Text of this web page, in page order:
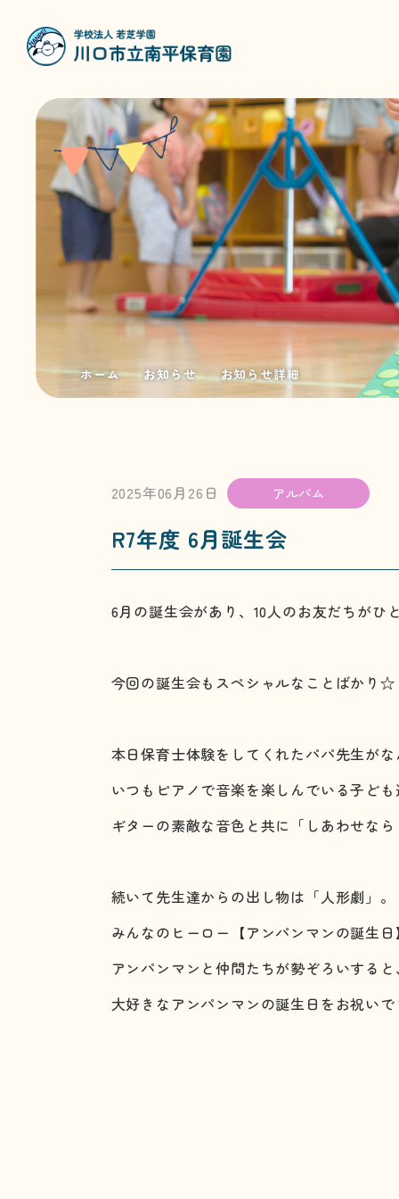
ホーム お知らせ お知らせ詳細
2025年06月26日 アルバム
R7年度 6月誕生会
6月の誕生会があり、10人のお友だちがひ
今回の誕生会もスペシャルなことばかり☆
本日保育士体験をしてくれたパパ先生が
いつもピアノで音楽を楽しんでいる子ども
ギターの素敵な音色と共に「しあわせな
続いて先生達からの出し物は「人形劇」。
みんなのヒーロー【アンパンマンの誕生日
アンパンマンと仲間たちが勢ぞろいする
大好きなアンパンマンの誕生日をお祝いで